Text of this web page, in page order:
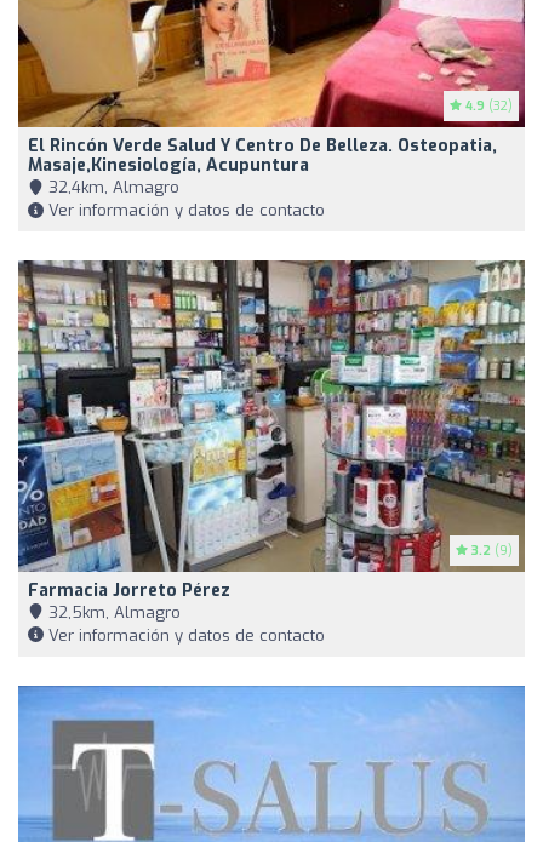
4.9 (32)
El Rincón Verde Salud Y Centro De Belleza. Osteopatia,
Masaje,Kinesiología, Acupuntura
32,4km, Almagro
Ver información y datos de contacto
3.2 (9)
Farmacia Jorreto Pérez
32,5km, Almagro
Ver información y datos de contacto